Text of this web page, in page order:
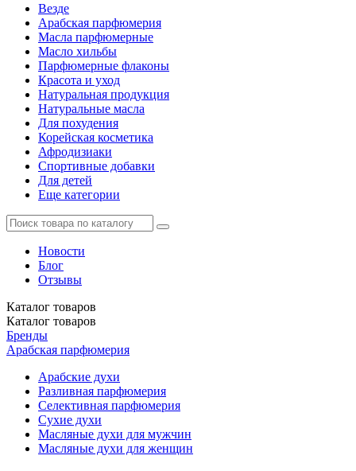
Везде
Арабская парфюмерия
Масла парфюмерные
Масло хильбы
Парфюмерные флаконы
Красота и уход
Натуральная продукция
Натуральные масла
Для похудения
Корейская косметика
Афродизиаки
Спортивные добавки
Для детей
Еще категории
Новости
Блог
Отзывы
Каталог товаров
Каталог товаров
Бренды
Арабская парфюмерия
Арабские духи
Разливная парфюмерия
Селективная парфюмерия
Сухие духи
Масляные духи для мужчин
Масляные духи для женщин